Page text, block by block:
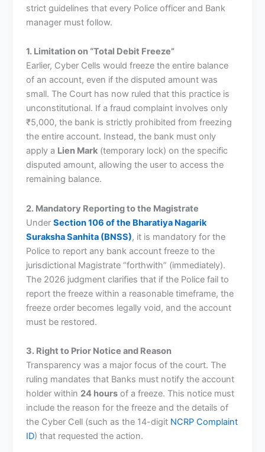
strict guidelines that every Police officer and Bank
manager must follow.
1. Limitation on “Total Debit Freeze”
Earlier, Cyber Cells would freeze the entire balance
of an account, even if the disputed amount was
small. The Court has now ruled that this practice is
unconstitutional. If a fraud complaint involves only
₹5,000, the bank is strictly prohibited from freezing
the entire account. Instead, the bank must only
apply a Lien Mark (temporary lock) on the specific
disputed amount, allowing the user to access the
remaining balance.
2. Mandatory Reporting to the Magistrate
UnderSection 106 of the Bharatiya Nagarik
Suraksha Sanhita (BNSS), it is mandatory for the
Police to report any bank account freeze to the
jurisdictional Magistrate “forthwith” (immediately).
The 2026 judgment clarifies that if the Police fail to
report the freeze within a reasonable timeframe, the
freeze order becomes legally void, and the account
must be restored.
3. Right to Prior Notice and Reason
Transparency was a major focus of the court. The
ruling mandates that Banks must notify the account
holder within 24 hours of a freeze. This notice must
include the reason for the freeze and the details of
the Cyber Cell (such as the 14-digit NCRP Complaint
ID) that requested the action.